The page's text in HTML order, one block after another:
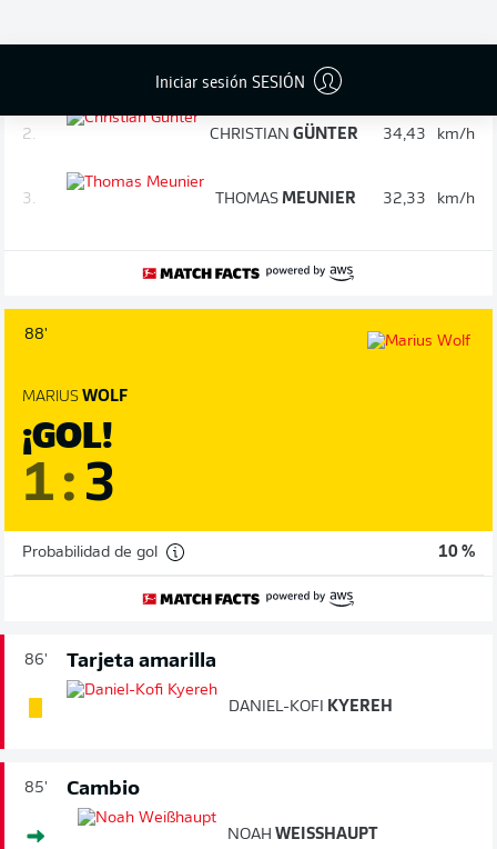
Iniciar sesión SESIÓN
DONYELL MALEN
2. CHRISTIAN GÜNTER 34,43 km/h
3. THOMAS MEUNIER 32,33 km/h
88'
MARIUS WOLF
¡GOL!
1: 3
Probabilidad de gol 10 %
86' Tarjeta amarilla
DANIEL-KOFI KYEREH
85' Cambio
NOAH WEISSHAUPT